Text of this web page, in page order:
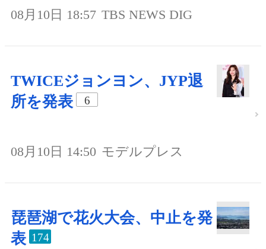
08月10日 18:57 TBS NEWS DIG
TWICEジョンヨン、JYP退
所を発表
6
08月10日 14:50 モデルプレス
琵琶湖で花火大会、中止を発
表 174